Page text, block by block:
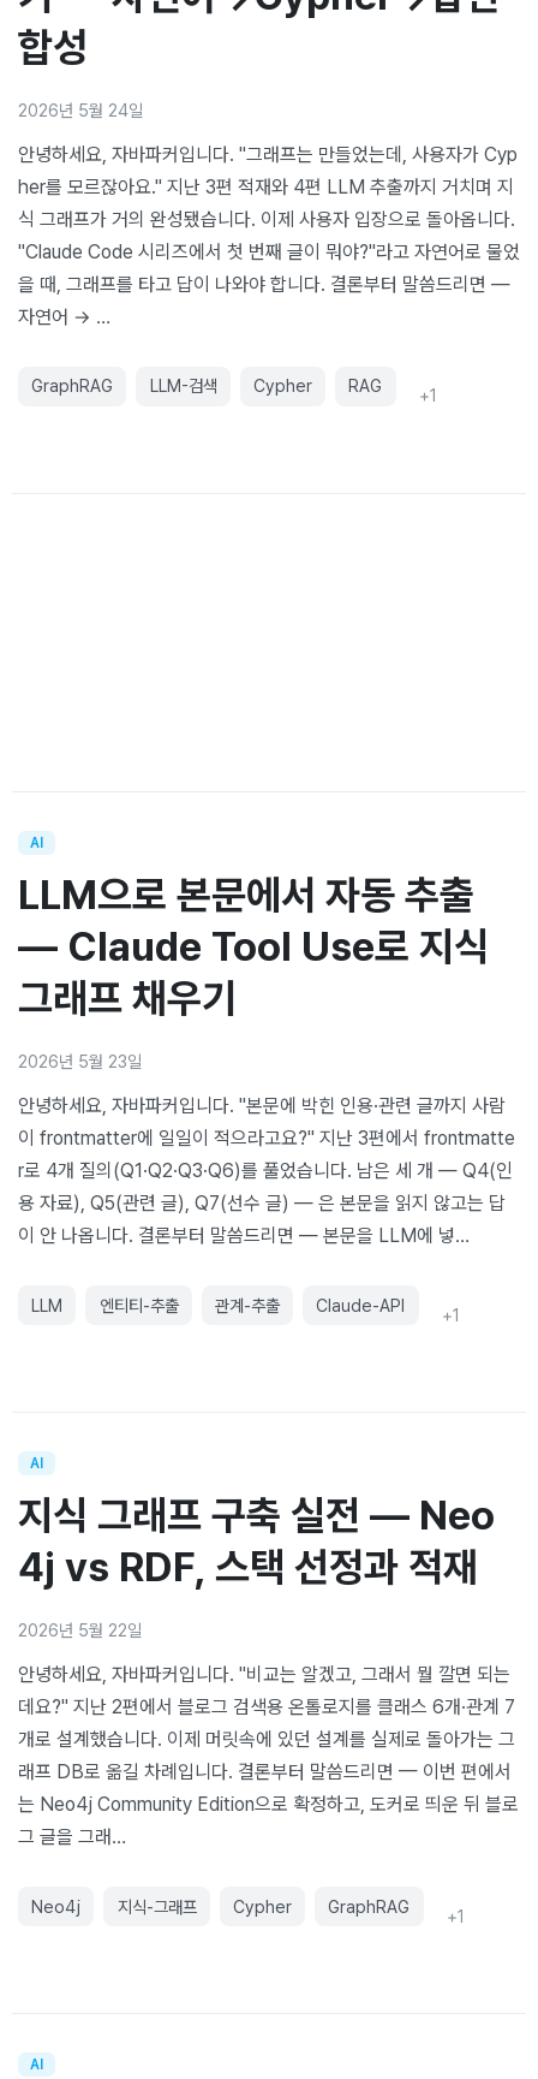
합성
2026년 5월 24일
안녕하세요, 자바파커입니다. "그래프는 만들었는데, 사용자가 Cyp
her를 모르잖아요." 지난 3편 적재와 4편 LLM 추출까지 거치며 지
식 그래프가 거의 완성됐습니다. 이제 사용자 입장으로 돌아옵니다.
"Claude Code 시리즈에서 첫 번째 글이 뭐야?"라고 자연어로 물었
을 때, 그래프를 타고 답이 나와야 합니다. 결론부터 말씀드리면 —
자연어 → …
GraphRAG LLM-검색 Cypher RAG +1
AI
LLM으로 본문에서 자동 추출
— Claude Tool Use로 지식
그래프 채우기
2026년 5월 23일
안녕하세요, 자바파커입니다. "본문에 박힌 인용·관련 글까지 사람
이 frontmatter에 일일이 적으라고요?" 지난 3편에서 frontmatte
r로 4개 질의(Q1·Q2·Q3·Q6)를 풀었습니다. 남은 세 개 — Q4(인
용 자료), Q5(관련 글), Q7(선수 글) — 은 본문을 읽지 않고는 답
이 안 나옵니다. 결론부터 말씀드리면 — 본문을 LLM에 넣…
LLM 엔티티-추출 관계-추출 Claude-API +1
AI
지식 그래프 구축 실전 — Neo
4j vs RDF, 스택 선정과 적재
2026년 5월 22일
안녕하세요, 자바파커입니다. "비교는 알겠고, 그래서 뭘 깔면 되는
데요?" 지난 2편에서 블로그 검색용 온톨로지를 클래스 6개·관계 7
개로 설계했습니다. 이제 머릿속에 있던 설계를 실제로 돌아가는 그
래프 DB로 옮길 차례입니다. 결론부터 말씀드리면 — 이번 편에서
는 Neo4j Community Edition으로 확정하고, 도커로 띄운 뒤 블로
그 글을 그래…
Neo4j 지식-그래프 Cypher GraphRAG +1
AI